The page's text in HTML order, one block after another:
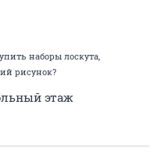
наборы лоскута,
рисунок?
этаж